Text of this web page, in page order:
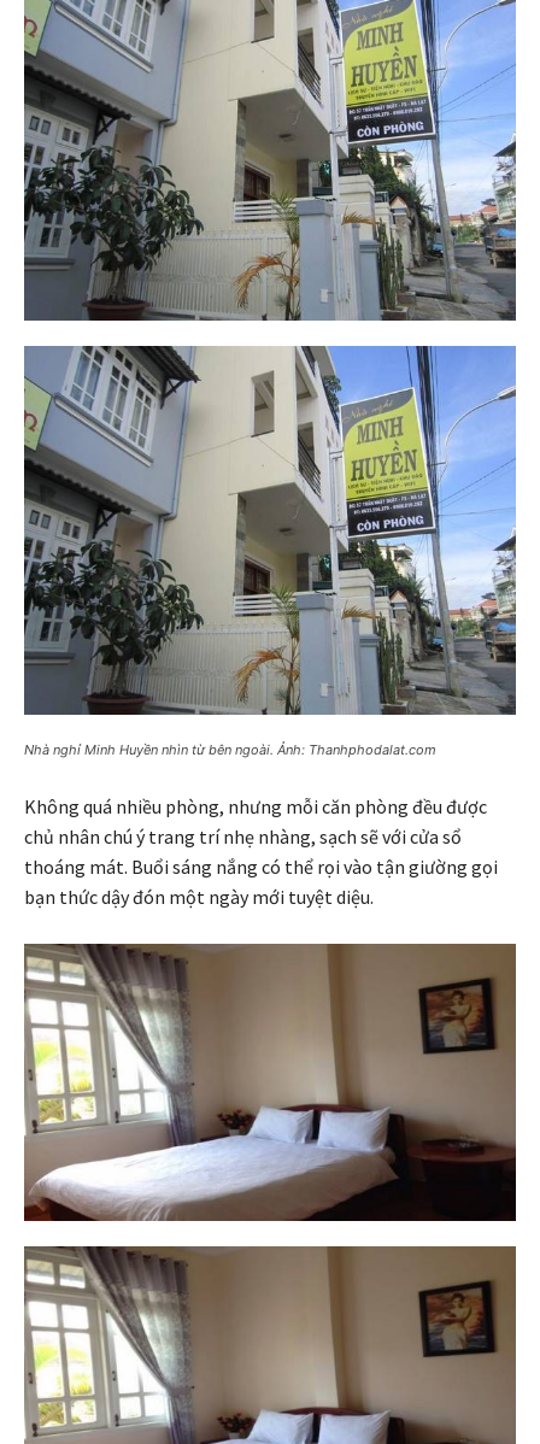
Nhà nghỉ Minh Huyền nhìn từ bên ngoài. Ảnh: Thanhphodalat.com
Không quá nhiều phòng, nhưng mỗi căn phòng đều được
chủ nhân chú ý trang trí nhẹ nhàng, sạch sẽ với cửa sổ
thoáng mát. Buổi sáng nắng có thể rọi vào tận giường gọi
bạn thức dậy đón một ngày mới tuyệt diệu.